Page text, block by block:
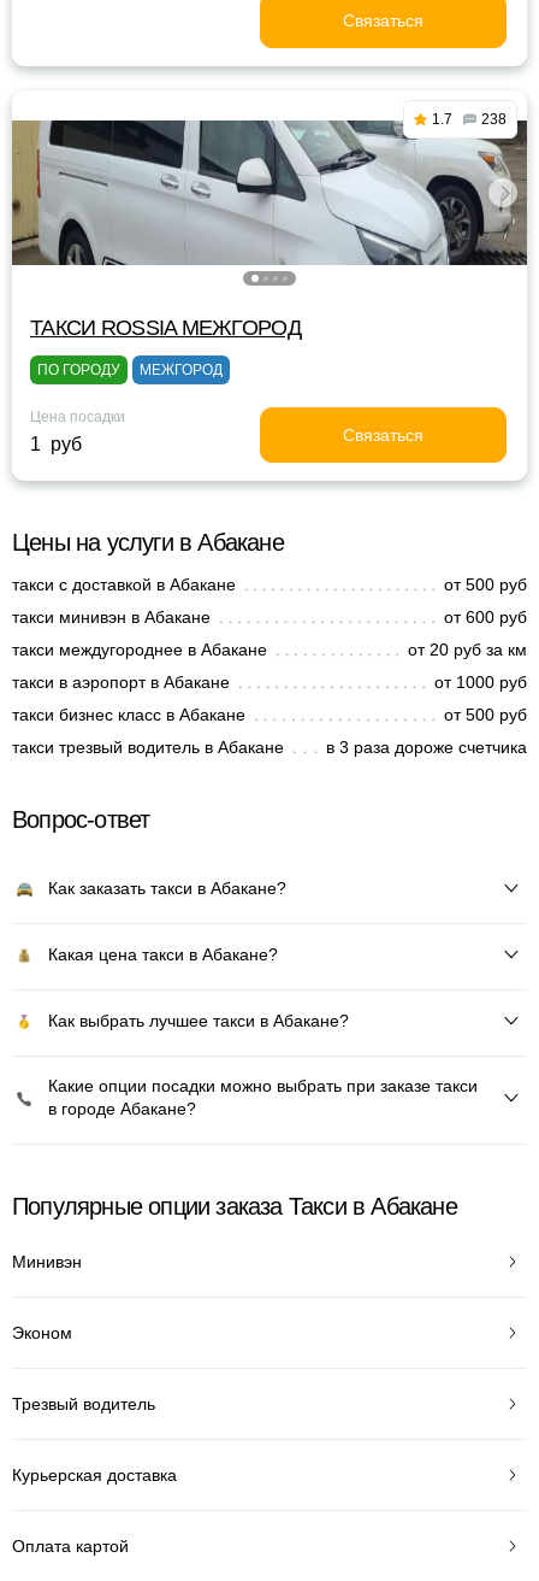
Связаться
1.7 238
ТАКСИ ROSSIA МЕЖГОРОД
ПО ГОРОДУ МЕЖГОРОД
Цена посадки
1 руб Связаться
Цены на услуги в Абакане
такси с доставкой в Абакане
от 500 руб
такси минивэн в Абакане
от 600 руб
такси междугороднее в Абакане
от 20 руб за км
такси в аэропорт в Абакане
от 1000 руб
такси бизнес класс в Абакане
от 500 руб
такси трезвый водитель в Абакане
в 3 раза дороже счетчика
Вопрос-ответ
Как заказать такси в Абакане?
Какая цена такси в Абакане?
Как выбрать лучшее такси в Абакане?
Какие опции посадки можно выбрать при заказе такси
в городе Абакане?
Популярные опции заказа Такси в Абакане
Минивэн
Эконом
Трезвый водитель
Курьерская доставка
Оплата картой